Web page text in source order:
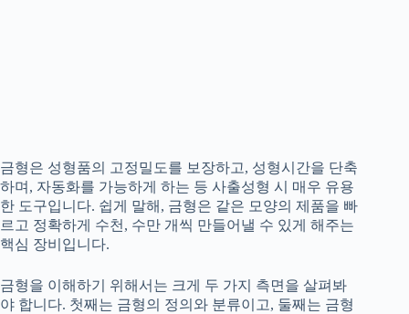
금형은 성형품의 고정밀도를 보장하고, 성형시간을 단축
하며, 자동화를 가능하게 하는 등 사출성형 시 매우 유용
한 도구입니다. 쉽게 말해, 금형은 같은 모양의 제품을 빠
르고 정확하게 수천, 수만 개씩 만들어낼 수 있게 해주는
핵심 장비입니다.
금형을 이해하기 위해서는 크게 두 가지 측면을 살펴봐
야 합니다. 첫째는 금형의 정의와 분류이고, 둘째는 금형